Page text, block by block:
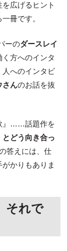
広げるヒント
冊です。
ーのダースレイ
方へのインタ
人へのインタビ
さんのお話を抜
』……話題作を
とどう向き合っ
答えには、仕
かりもありま
それで